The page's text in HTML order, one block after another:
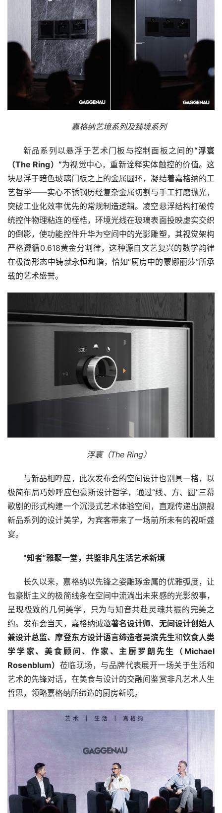
间
工
业
网
页
U
I
设
计
大
赛
素
材
注册
嘉格纳艺境系列及臻境系列
新品系列以悬浮于艺术门板与控制面板之间的“浮寰
（The Ring）”为视觉中心，重新诠释实体触控的价值。这
块悬浮于暗色玻璃门板之上的金属圆环，凝结着嘉格纳的工
艺哲学——实心不锈钢历经复杂金属切割与手工打磨抛光，
突破工业化效率优先的常规制造逻辑。凌空悬浮结构打破传
统控件物理粘连的桎梏，环境光线在玻璃表面投映虚实交织
的倒影，使功能控件升华为空间中的光影雕塑，其视觉架构
严格遵循0.618黄金分割律，这种源自文艺复兴的数学韵律
在极简形态中铸就永恒和谐，恰如“厨房中的蒙娜丽莎”所承
载的艺术盛誉。
浮寰（The Ring）
与新品相呼应，此次发布会的空间设计也别具一格，以
极简布局巧妙呼应包豪斯设计哲学，通过“线、方、圆”三幕
歌剧的形式构建一个沉浸式艺术体验空间，直观传递出旗舰
新品系列的设计美学，为宾客带来了一场前所未有的视听盛
宴。
“知者”雅聚一堂，共鉴非凡生活艺术新境
长久以来，嘉格纳以先锋之姿雕琢金属的优雅弧度，让
包豪斯主义的极简线条在空间中流淌出未来感的光影叙事，
呈现极致的几何美学，只为与知音共赴灵魂共振的完美之
约。发布会当天，嘉格纳诚邀著名设计师、无间设计创始人
兼设计总监、摩登东方设计语言缔造者吴滨先生和饮食人类
学学家、美食顾问、作家、主厨罗朗先生（Michael
Rosenblum） 莅临现场，与品牌代表展开一场关于生活和
艺术的先锋对话，在美食与设计的交融间鉴赏非凡艺术人生
哲思，领略嘉格纳所缔造的厨房新境。